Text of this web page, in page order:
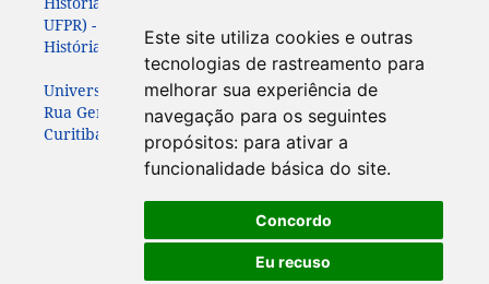
Este site utiliza cookies e outras
tecnologias de rastreamento para
melhorar sua experiência de
navegação para os seguintes
propósitos: para ativar a
funcionalidade básica do site.
Concordo
Eu recuso
UFPR) - com apoio da
História (APAH)
Universidade Federal do Paraná
Rua General Carneiro, 460, 7º andar
Curitiba – Paraná – Brasil - CEP: 80060-150